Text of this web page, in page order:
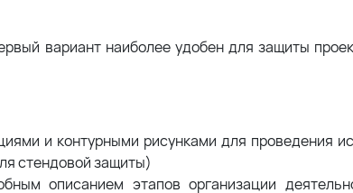
вариант наиболее удобен для защиты
и контурными рисунками для проведения
стендовой защиты)
описанием этапов организации